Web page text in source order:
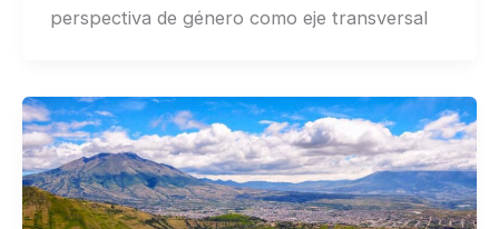
perspectiva de género como eje transversal